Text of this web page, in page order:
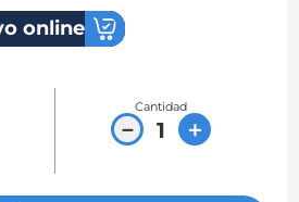
online
Cantidad
＋
－